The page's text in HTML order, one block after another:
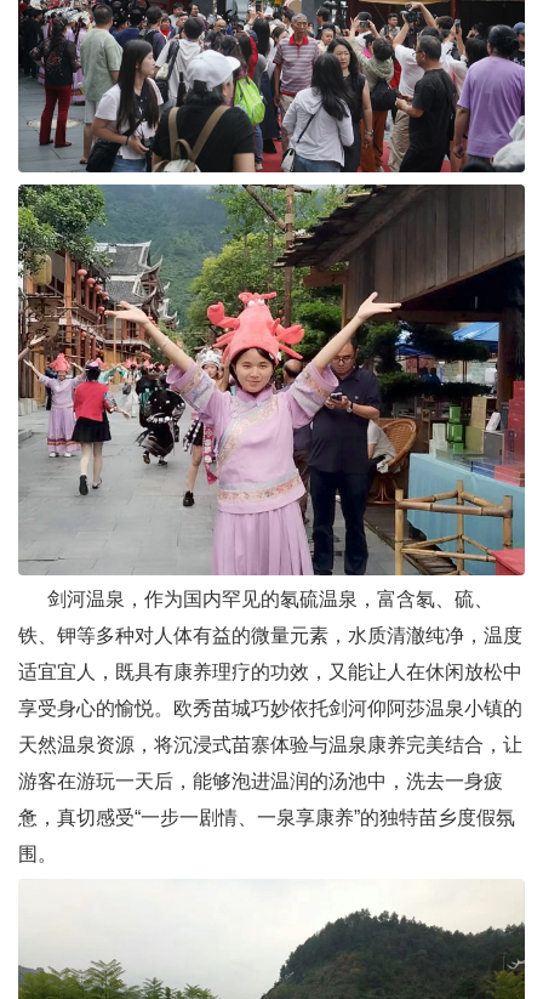
剑河温泉，作为国内罕见的氡硫温泉，富含氡、硫、
铁、钾等多种对人体有益的微量元素，水质清澈纯净，温度
适宜宜人，既具有康养理疗的功效，又能让人在休闲放松中
享受身心的愉悦。欧秀苗城巧妙依托剑河仰阿莎温泉小镇的
天然温泉资源，将沉浸式苗寨体验与温泉康养完美结合，让
游客在游玩一天后，能够泡进温润的汤池中，洗去一身疲
惫，真切感受“一步一剧情、一泉享康养”的独特苗乡度假氛
围。